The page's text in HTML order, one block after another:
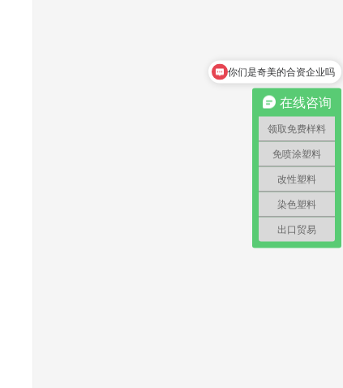
在线咨询
领取免费样料
免喷涂塑料
改性塑料
染色塑料
出口贸易
怎么领取免费样料？